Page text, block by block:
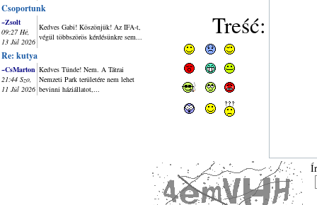
Csoportunk
~Zsolt
09:27 Hé,
13 Júl 2026
Kedves Gabi! Köszönjük! Az IFA-t,
végül többszörös kérdésünkre sem...
Re: kutya
~CsMarton
21:44 Szo,
11 Júl 2026
Kedves Tünde! Nem. A Tátrai
Nemzeti Park területére nem lehet
bevinni háziállatot,...
Treść: